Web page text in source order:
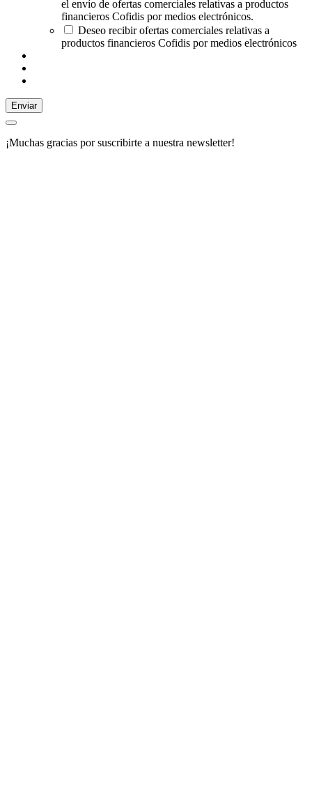
el envío de ofertas comerciales relativas a productos
financieros Cofidis por medios electrónicos.
Deseo recibir ofertas comerciales relativas a
productos financieros Cofidis por medios electrónicos
Enviar
¡Muchas gracias por suscribirte a nuestra newsletter!